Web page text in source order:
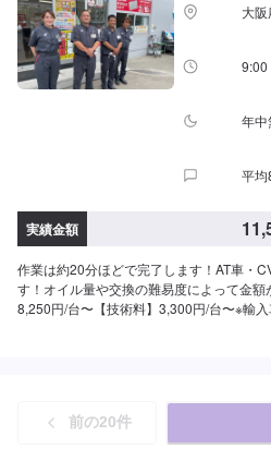
大
9:00
年中
平
実績金額
作業は約20分ほどで完了します！AT車・
す！オイル量や交換の難易度によって金額
8,250円/台〜【技術料】3,300円/台〜※輸入
前の20件